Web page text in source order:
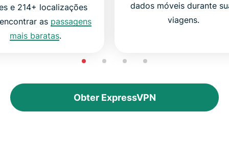
e 214+ localizações
as passagens
mais baratas.
dados móveis durante
viagens.
Obter ExpressVPN